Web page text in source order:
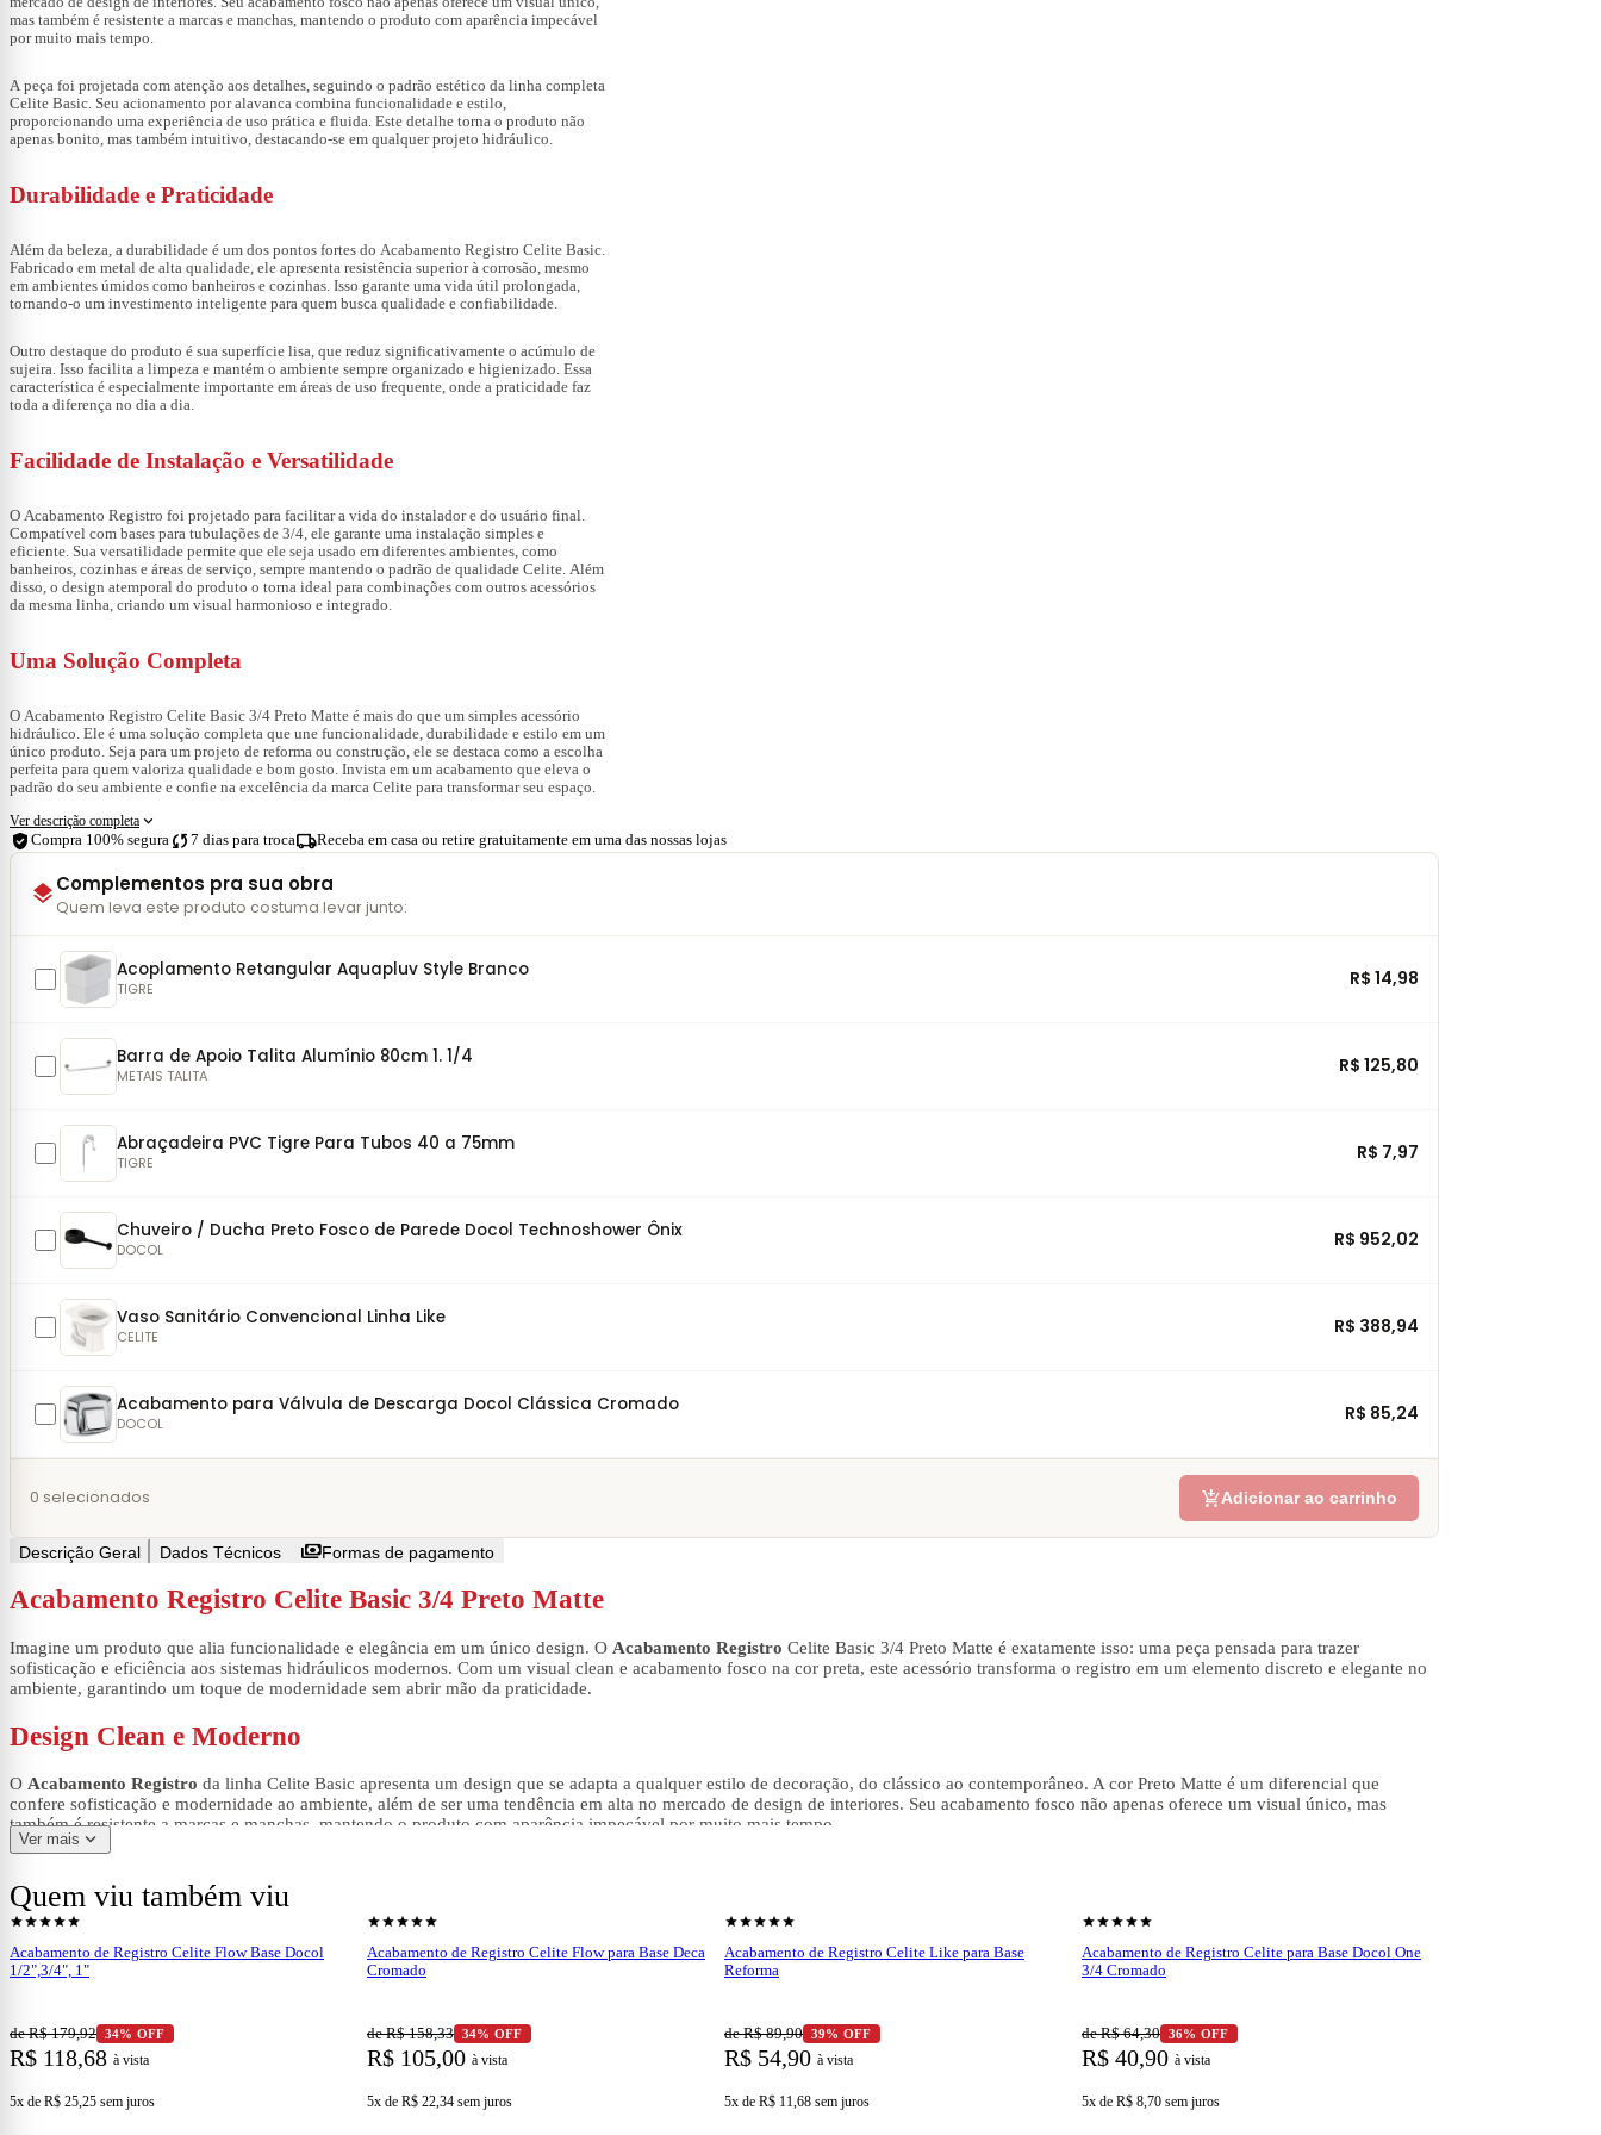
mas também é resistente a marcas e manchas, mantendo o produto com aparência impecável
por muito mais tempo.
A peça foi projetada com atenção aos detalhes, seguindo o padrão estético da linha completa
Celite Basic. Seu acionamento por alavanca combina funcionalidade e estilo,
proporcionando uma experiência de uso prática e fluida. Este detalhe torna o produto não
apenas bonito, mas também intuitivo, destacando-se em qualquer projeto hidráulico.
Durabilidade e Praticidade
Além da beleza, a durabilidade é um dos pontos fortes do Acabamento Registro Celite Basic.
Fabricado em metal de alta qualidade, ele apresenta resistência superior à corrosão, mesmo
em ambientes úmidos como banheiros e cozinhas. Isso garante uma vida útil prolongada,
tornando-o um investimento inteligente para quem busca qualidade e confiabilidade.
Outro destaque do produto é sua superfície lisa, que reduz significativamente o acúmulo de
sujeira. Isso facilita a limpeza e mantém o ambiente sempre organizado e higienizado. Essa
característica é especialmente importante em áreas de uso frequente, onde a praticidade faz
toda a diferença no dia a dia.
Facilidade de Instalação e Versatilidade
O Acabamento Registro foi projetado para facilitar a vida do instalador e do usuário final.
Compatível com bases para tubulações de 3/4, ele garante uma instalação simples e
eficiente. Sua versatilidade permite que ele seja usado em diferentes ambientes, como
banheiros, cozinhas e áreas de serviço, sempre mantendo o padrão de qualidade Celite. Além
disso, o design atemporal do produto o torna ideal para combinações com outros acessórios
da mesma linha, criando um visual harmonioso e integrado.
Uma Solução Completa
O Acabamento Registro Celite Basic 3/4 Preto Matte é mais do que um simples acessório
hidráulico. Ele é uma solução completa que une funcionalidade, durabilidade e estilo em um
único produto. Seja para um projeto de reforma ou construção, ele se destaca como a escolha
perfeita para quem valoriza qualidade e bom gosto. Invista em um acabamento que eleva o
padrão do seu ambiente e confie na excelência da marca Celite para transformar seu espaço.
Ver descrição completa expand_more
verified_user Compra 100% segura sync 7 dias para trocalocal_shippingReceba em casa ou retire gratuitamente em uma das nossas lojas
layersComplementos pra sua obra
Quem leva este produto costuma levar junto:
Acoplamento Retangular Aquapluv Style Branco
TIGRE R$ 14,98
Barra de Apoio Talita Alumínio 80cm 1. 1/4
METAIS TALITA R$ 125,80
Abraçadeira PVC Tigre Para Tubos 40 a 75mm
TIGRE R$ 7,97
Chuveiro / Ducha Preto Fosco de Parede Docol Technoshower Ônix
DOCOL R$ 952,02
Vaso Sanitário Convencional Linha Like
CELITE R$ 388,94
Acabamento para Válvula de Descarga Docol Clássica Cromado
DOCOL R$ 85,24
0 selecionados add_shopping_cartAdicionar ao carrinho
Descrição Geral Dados Técnicos paymentsFormas de pagamento
Acabamento Registro Celite Basic 3/4 Preto Matte
Imagine um produto que alia funcionalidade e elegância em um único design. O Acabamento Registro Celite Basic 3/4 Preto Matte é exatamente isso: uma peça pensada para trazer
sofisticação e eficiência aos sistemas hidráulicos modernos. Com um visual clean e acabamento fosco na cor preta, este acessório transforma o registro em um elemento discreto e elegante no
ambiente, garantindo um toque de modernidade sem abrir mão da praticidade.
Design Clean e Moderno
O Acabamento Registro da linha Celite Basic apresenta um design que se adapta a qualquer estilo de decoração, do clássico ao contemporâneo. A cor Preto Matte é um diferencial que
confere sofisticação e modernidade ao ambiente, além de ser uma tendência em alta no mercado de design de interiores. Seu acabamento fosco não apenas oferece um visual único, mas
também é resistente a marcas e manchas, mantendo o produto com aparência impecável por muito mais tempo.
experiência de uso prática e fluida. Este detalhe torna o produto não apenas bonito, mas também intuitivo, destacando-se em qualquer projeto hidráulico.
Durabilidade e Praticidade
Além da beleza, a durabilidade é um dos pontos fortes do
Celite Basic. Fabricado em metal de alta qualidade, ele apresenta resistência superior à corrosão, mesmo em
Outro destaque do produto é sua superfície lisa, que reduz significativamente o acúmulo de sujeira. Isso facilita a limpeza e mantém o ambiente sempre organizado e higienizado. Essa
característica é especialmente importante em áreas de uso frequente, onde a praticidade faz toda a diferença no dia a dia.
Facilidade de Instalação e Versatilidade
Ver mais expand_more
Quem viu também viu
shopping_cartVer produto
starstarstarstarstar
Acabamento de Registro Celite Flow Base Docol
1/2",3/4", 1"
de R$ 179,92 34% OFF
R$ 118,68 à vista
5x de R$ 25,25 sem juros
starstarstarstarstar
Acabamento de Registro Celite Flow para Base Deca
Cromado
de R$ 158,33 34% OFF
R$ 105,00 à vista
5x de R$ 22,34 sem juros
starstarstarstarstar
Acabamento de Registro Celite Like para Base
Reforma
de R$ 89,90 39% OFF
R$ 54,90 à vista
5x de R$ 11,68 sem juros
starstarstarstarstar
Acabamento de Registro Celite para Base Docol One
3/4 Cromado
de R$ 64,30 36% OFF
R$ 40,90 à vista
5x de R$ 8,70 sem juros